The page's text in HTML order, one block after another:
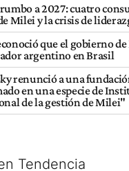
a 2027: cuatro
Milei y la crisis de
que el gobierno
argentino en Brasil
renunció a una
en una especie de
de la gestión de Milei"
Tendencia